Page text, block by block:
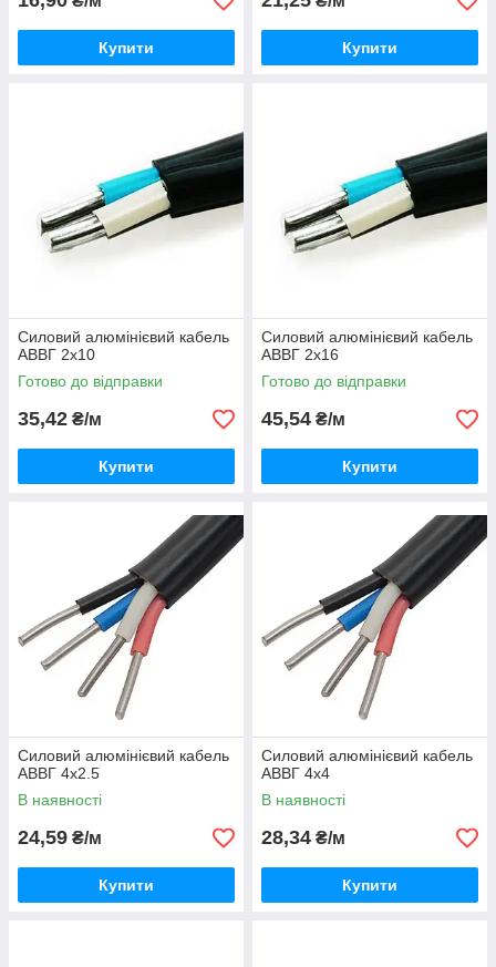
перерізом 16-750 кв. мм.
– це не ізольований провід, відрізняється від
попереднього тільки наявністю сталевого сердечника,
що робить його більш жорстким і стійким до механічних
впливів.
Купити Купити
Силовий алюмінієвий кабель
АВВГ 2х10
Готово до відправки
35,42 ₴/м
Купити
Силовий алюмінієвий кабель
АВВГ 2х16
Готово до відправки
45,54 ₴/м
Купити
Силовий алюмінієвий кабель
АВВГ 4х2.5
В наявності
24,59 ₴/м
Купити
Силовий алюмінієвий кабель
АВВГ 4х4
В наявності
28,34 ₴/м
Купити